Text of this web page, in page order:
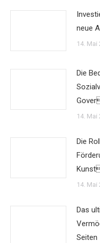
neue
14. Mai
Die
14. Mai
Die
14. Mai
Das
Seiten